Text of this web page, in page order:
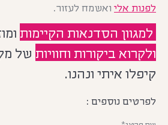
לפנות אלי ואשמח לעזור.
למגוון הסדנאות הקיימות
ולקרוא ביקורות וחוויות של
קיפלו איתי ונהנו.
לפרטים נוספים :